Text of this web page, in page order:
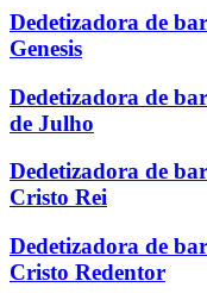
Dedetizadora de
Genesis
Dedetizadora de
de Julho
Dedetizadora de
Cristo Rei
Dedetizadora de
Cristo Redentor